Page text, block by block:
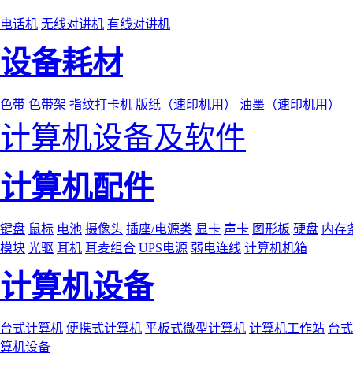
电话机 无线对讲机 有线对讲机
设备耗材
色带 色带架 指纹打卡机 版纸（速印机用） 油墨（速印机用）
计算机设备及软件
计算机配件
键盘 鼠标 电池 摄像头 插座/电源类 显卡 声卡 图形板 硬盘 内存
模块 光驱 耳机 耳麦组合 UPS电源 弱电连线 计算机机箱
计算机设备
台式计算机 便携式计算机 平板式微型计算机 计算机工作站 台
算机设备